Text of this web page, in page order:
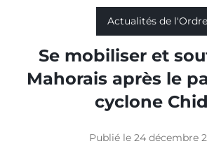
Actualités de l'Ordre
Se mobiliser et
Mahorais après le
cyclone
Publié le 24 décembre